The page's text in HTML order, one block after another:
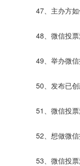
止使用了？
47、主办方
发现刷票行
48、微信投
不行？
49、举办微
好呢？
50、发布已
51、微信投
热还要做什
52、想做微
平台好还是
53、微信投